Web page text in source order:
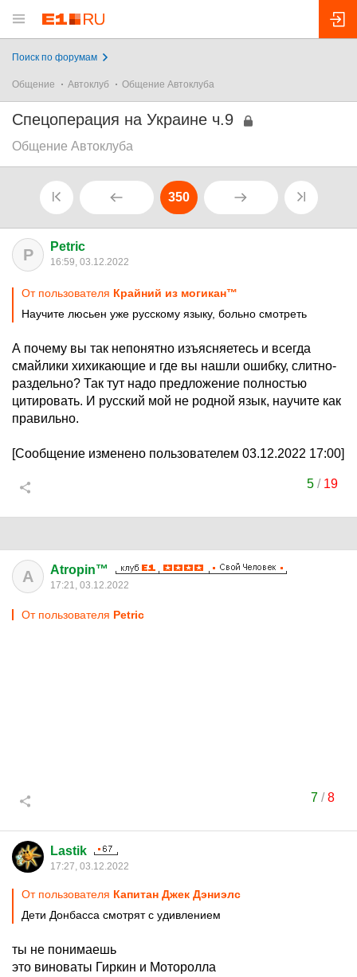
Поиск по форумам
Общение Автоклуб Общение Автоклуба
Спецоперация на Украине ч.9
Общение Автоклуба
350
P Petric
16:59, 03.12.2022
От пользователя Крaйний из могикaн™
Научите люсьен уже русскому языку, больно смотреть
А почему вы так непонятно изъясняетесь и всегда
смайлики хихикающие и где вы нашли ошибку, слитно-
раздельно? Так тут надо предложение полностью
цитировать. И русский мой не родной язык, научите как
правильно.
[Сообщение изменено пользователем 03.12.2022 17:00]
5 / 19
A Atropin™
17:21, 03.12.2022
От пользователя Petric
7/8
Lastik
17:27, 03.12.2022
От пользователя Капитан Джек Дэниэлс
Дети Донбасса смотрят с удивлением
ты не понимаешь
это виноваты Гиркин и Моторолла